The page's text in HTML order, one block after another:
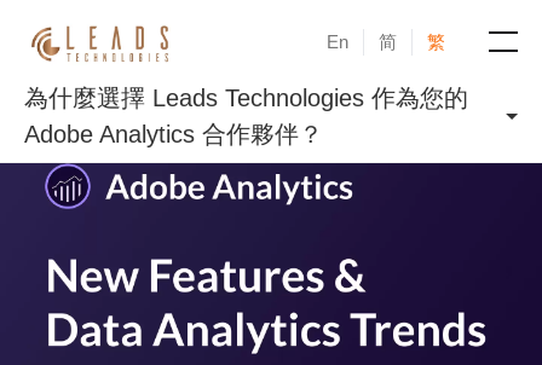
En 简 繁
產品
服務
新聞與活動
為什麼選擇 Leads Technologies 作為您的
Adobe Analytics 合作夥伴？